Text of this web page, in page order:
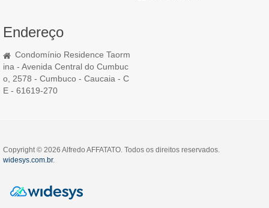
Endereço
Condomínio Residence Taorm
ina - Avenida Central do Cumbuc
o, 2578 - Cumbuco - Caucaia - C
E - 61619-270
Copyright © 2026 Alfredo AFFATATO. Todos os direitos reservados.
widesys.com.br.